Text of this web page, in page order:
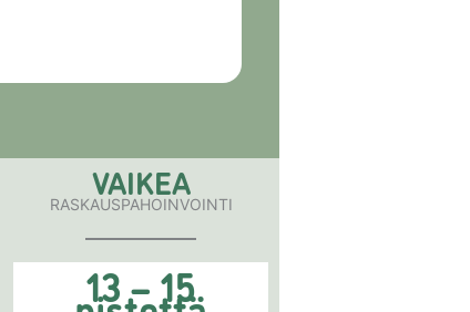
VAIKEA
RASKAUSPAHOINVOINTI
13 – 15